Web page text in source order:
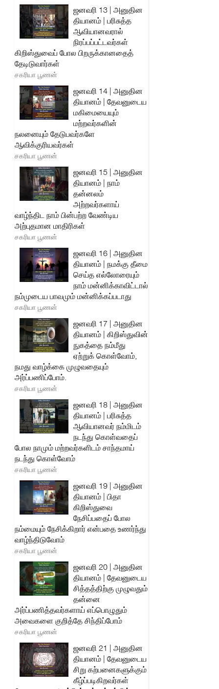
ஜனவரி 13 | அனுதின
தியானம் | பரிசுத்த
ஆவியானவரால்
நிரப்பப்பட்டவர்கள்
கிறிஸ்துவைப் போல பிறருக்கானதைத்
தேடிடுவார்கள்
சகரியா பூணன்
ஜனவரி 14 | அனுதின
தியானம் | தேவனுடைய
மகிமையையும்
மற்றவர்களின்
நலனையும் தேடுபவர்களே
ஆவிக்குரியவர்கள்
சகரியா பூணன்
ஜனவரி 15 | அனுதின
தியானம் | நாம்
தன்னலம்
அற்றவர்களாய்
வாழ்ந்திட நாம் பின்பற்ற வேண்டிய
அற்புதமான மாதிரிகள்
சகரியா பூணன்
ஜனவரி 16 | அனுதின
தியானம் | நமக்கு தீமை
செய்த எல்லோரையும்
நாம் மன்னிக்காவிட்டால்
நம்முடைய பாவமும் மன்னிக்கப்படாது
சகரியா பூணன்
ஜனவரி 17 | அனுதின
தியானம் | கிறிஸ்துவின்
நுகத்தை நம்மீது
ஏற்றுக் கொள்வோம்,
நமது வாழ்க்கை முழுவதையும்
அர்ப்பணிப்போம்.
சகரியா பூணன்
ஜனவரி 18 | அனுதின
தியானம் | பரிசுத்த
ஆவியானவர் நம்மிடம்
நடந்து கொள்வதைப்
போல நாமும் மற்றவர்களிடம் சாந்தமாய்
நடந்து கொள்வோம்
சகரியா பூணன்
ஜனவரி 19 | அனுதின
தியானம் | பிதா
கிறிஸ்துவை
நேசிப்பதைப் போல
நம்மையும் நேசிக்கிறார் என்பதை உணர்ந்து
வாழ்ந்திடுவோம்
சகரியா பூணன்
ஜனவரி 20 | அனுதின
தியானம் | தேவனுடைய
சித்தத்திற்கு முழுவதும்
தன்னை
அர்ப்பணித்தவர்களாய் எப்பொழுதும்
அவைகளை குறித்தே சிந்திப்போம்
சகரியா பூணன்
ஜனவரி 21 | அனுதின
தியானம் | தேவனுடைய
சிறு கற்பனைகளுக்கும்
கீழ்ப்படிகிறவர்கள்